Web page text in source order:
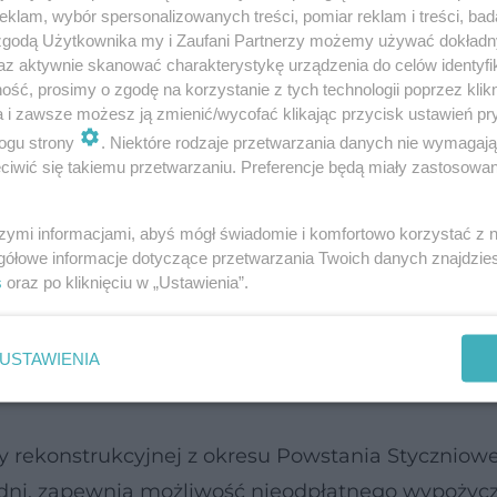
narciarzy biegowych i miłośników
organizatorzy wyznaczyli tę samą trasę czyli
turystycznymi Kampinoskiego Parku
limitowana - do 300 osób (organizator
walking). Po zmaganiach sportowych, na
z okresu Powstania
zapewnia możliwość nieodpłatnego
wybór spersonalizowanych treści, pomiar reklam i treści,
Użytkownika my i Zaufani Partnerzy możemy używać
aktywnie skanować charakterystykę urządzenia do celów
prosimy o zgodę na korzystanie z tych technologii poprzez
i zawsze możesz ją zmienić/wycofać klikając przycisk ustawień
strony
. Niektóre rodzaje przetwarzania danych nie
się takiemu przetwarzaniu. Preferencje będą miały
informacjami, abyś mógł świadomie i komfortowo korzystać z
informacje dotyczące przetwarzania Twoich danych
oraz po kliknięciu w „Ustawienia”.
USTAWIENIA